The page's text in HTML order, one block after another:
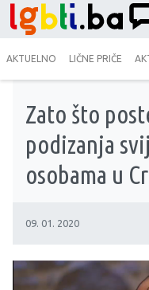
AKTUELNO LIČNE PRIČE
Zato što
podizanja
osobama u
09. 01. 2020